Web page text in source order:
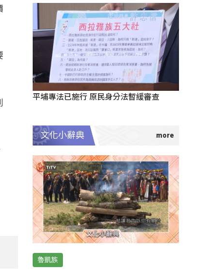
平埔專法已施行 原民身分法暫緩審查
文化小辭典
魯凱族